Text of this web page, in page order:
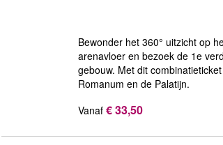
Bewonder het 360° uitzicht op
arenavloer en bezoek de 1e
gebouw. ​​Met dit
Romanum en de Palatijn.
Vanaf € 33,50